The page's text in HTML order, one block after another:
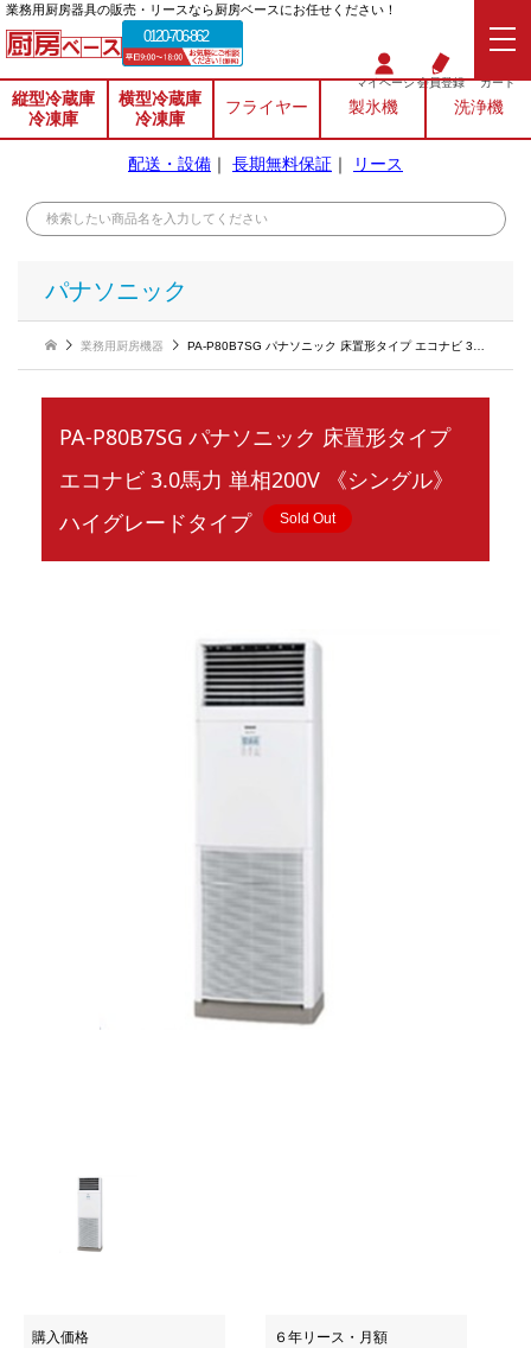
業務⽤厨房器具の販売・リースなら厨房ベースにお任せください！
0120-706-862
マイページ会員登録 カート
縦型冷蔵庫
冷凍庫
横型冷蔵庫
冷凍庫
フライヤー 製氷機 洗浄機
配送・設備 ｜ 長期無料保証 ｜ リース
パナソニック
業務用厨房機器 PA-P80B7SG パナソニック 床置形タイプ エコナビ 3.0馬力 単相200V 《シングル》ハイグレードタイプ
PA-P80B7SG パナソニック 床置形タイプ
エコナビ 3.0馬力 単相200V 《シングル》
ハイグレードタイプ
Sold Out
購入価格 ６年リース・月額